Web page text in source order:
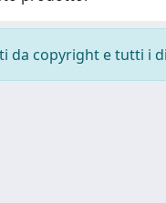
da copyright e tutti i